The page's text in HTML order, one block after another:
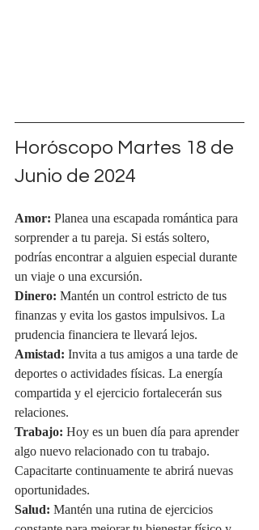
Horóscopo Martes 18 de
Junio de 2024
Amor: Planea una escapada romántica para
sorprender a tu pareja. Si estás soltero,
podrías encontrar a alguien especial durante
un viaje o una excursión.
Dinero: Mantén un control estricto de tus
finanzas y evita los gastos impulsivos. La
prudencia financiera te llevará lejos.
Amistad: Invita a tus amigos a una tarde de
deportes o actividades físicas. La energía
compartida y el ejercicio fortalecerán sus
relaciones.
Trabajo: Hoy es un buen día para aprender
algo nuevo relacionado con tu trabajo.
Capacitarte continuamente te abrirá nuevas
oportunidades.
Salud: Mantén una rutina de ejercicios